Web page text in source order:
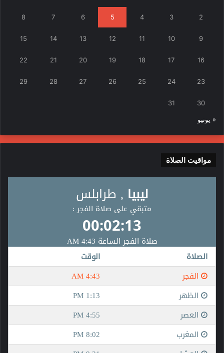
2
3
4
5
6
7
8
9
10
11
12
13
14
15
16
17
18
19
20
21
22
23
24
25
26
27
28
29
30
31
« يونيو
مواقيت الصلاة